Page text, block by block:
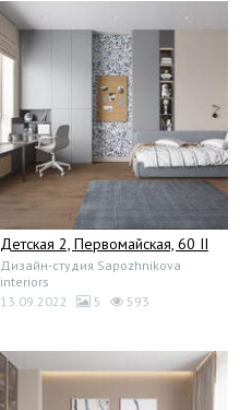
Детская 2, Первомайская, 60 II
Дизайн-студия Sapozhnikova
interiors
13.09.2022
5 593